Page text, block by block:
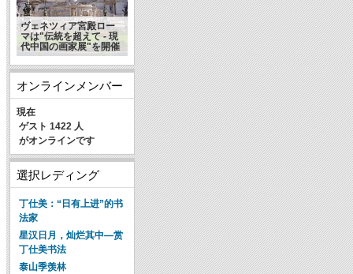
ヴェネツィア宮殿ロー
マは"伝統を超えて - 現
代中国の画家展"を開催
光明日报：东西美学的
邂逅——中美学者对话
身体美学
浅谈书法的艺术神韵(转
载)
オンラインメンバー
現在
ゲスト 1422 人
がオンラインです
選択レディング
丁仕美：“日有上进”的书
法家
星汉日月，灿烂其中—赏
丁仕美书法
泰山季羡林